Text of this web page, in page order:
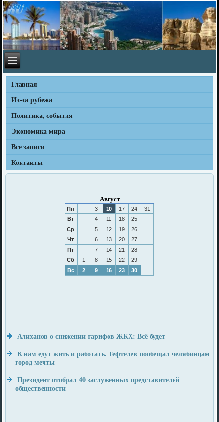
Главная
Из-за рубежа
Политика, события
Экономика мира
Все записи
Контакты
Август
Пн 3 10 17 24
31
Вт
4 11 18
25
Ср
5 12 19
26
Чт
6 13 20
27
Пт
7 14 21
28
Сб
1 8 15 22
29
Вс
2 9 16 23 30
Алиханов о снижении тарифов ЖКХ: Всё будет
К нам едут жить и работать. Тефтелев пообещал челябинцам
город мечты
Президент отобрал 40 заслуженных представителей
общественности